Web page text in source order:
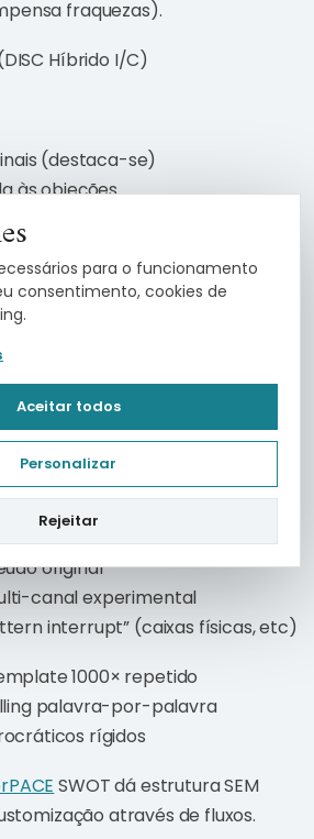
fraquezas).
Híbrido I/C)
(destaca-se)
às objeções
sufocam
que entediam
(inspiração-dependente)
ideias simultâneas)
(vídeos, GIFs, memes B2B)
original
canal experimental
interrupt” (caixas físicas, etc)
1000× repetido
palavra-por-palavra
rígidos
SWOT dá estrutura SEM
através de fluxos.
para o funcionamento
consentimento, cookies de
Aceitar todos
Personalizar
Rejeitar